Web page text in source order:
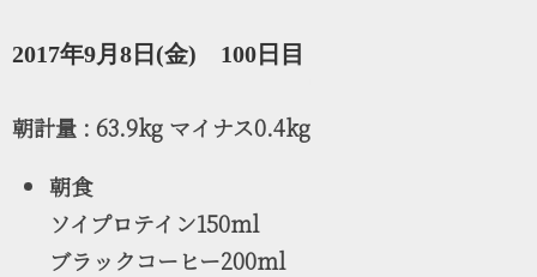
2017年9月8日(金) 100日目
朝計量 : 63.9kg マイナス0.4kg
朝食
ソイプロテイン150ml
ブラックコーヒー200ml